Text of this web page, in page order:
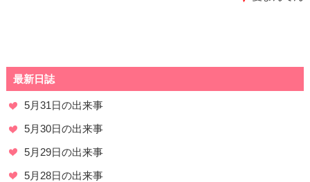
最新日誌
5月31日の出来事
5月30日の出来事
5月29日の出来事
5月28日の出来事